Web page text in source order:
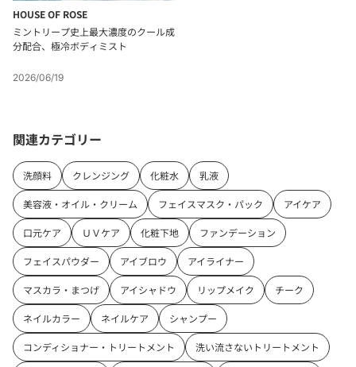
HOUSE OF ROSE
ミントリープ史上最大濃度のクール成
分配合、極冷ボディミスト
2026/06/19
関連カテゴリー
洗顔料 クレンジング 化粧水 乳液
美容液・オイル・クリーム フェイスマスク・パック アイケア
口元ケア ＵＶケア 化粧下地 ファンデーション
フェイスパウダー アイブロウ アイライナー
マスカラ・まつげ アイシャドウ リップメイク チーク
ネイルカラー ネイルケア シャンプー
コンディショナー・トリートメント 洗い流さないトリートメント